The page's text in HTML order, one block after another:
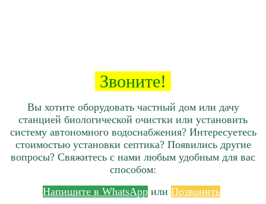
Звоните!
Вы хотите оборудовать частный дом или дачу
станцией биологической очистки или установить
систему автономного водоснабжения? Интересуетесь
стоимостью установки септика? Появились другие
вопросы? Свяжитесь с нами любым удобным для вас
способом:
Напишите в WhatsApp или Позвонить